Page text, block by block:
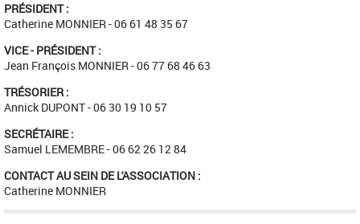
PRÉSIDENT :
Catherine MONNIER - 06 61 48 35 67
VICE - PRÉSIDENT :
Jean François MONNIER - 06 77 68 46 63
TRÉSORIER :
Annick DUPONT - 06 30 19 10 57
SECRÉTAIRE :
Samuel LEMEMBRE - 06 62 26 12 84
CONTACT AU SEIN DE L'ASSOCIATION :
Catherine MONNIER